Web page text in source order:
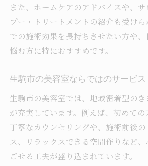
また、ホームケアのアドバイスや、
プー・トリートメントの紹介も受け
での施術効果を長持ちさせたい方や
悩む方に特におすすめです。
生駒市の美容室ならではのサービス
生駒市の美容室では、地域密着型の
が充実しています。例えば、初めて
丁寧なカウンセリングや、施術前後
ス、リラックスできる空間作りなど
ごせる工夫が盛り込まれています。